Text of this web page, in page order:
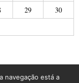
29
30
navegação está a